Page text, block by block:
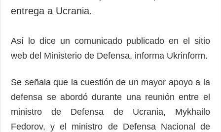
Releases
entrega a Ucrania.
Así lo dice un comunicado publicado en el sitio
web del Ministerio de Defensa, informa Ukrinform.
Se señala que la cuestión de un mayor apoyo a la
defensa se abordó durante una reunión entre el
ministro de Defensa de Ucrania, Mykhailo
Fedorov, y el ministro de Defensa Nacional de